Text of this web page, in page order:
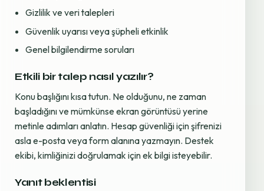
Gizlilik ve veri talepleri
Güvenlik uyarısı veya şüpheli etkinlik
Genel bilgilendirme soruları
Etkili bir talep nasıl yazılır?
Konu başlığını kısa tutun. Ne olduğunu, ne zaman
başladığını ve mümkünse ekran görüntüsü yerine
metinle adımları anlatın. Hesap güvenliği için şifrenizi
asla e-posta veya form alanına yazmayın. Destek
ekibi, kimliğinizi doğrulamak için ek bilgi isteyebilir.
Yanıt beklentisi